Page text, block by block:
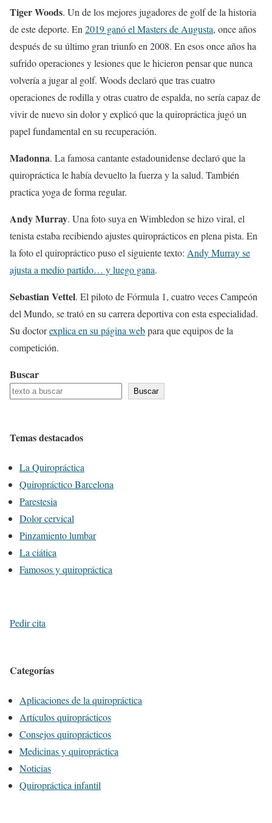
Tiger Woods. Un de los mejores jugadores de golf de la historia
de este deporte. En 2019 ganó el Masters de Augusta, once años
después de su último gran triunfo en 2008. En esos once años ha
sufrido operaciones y lesiones que le hicieron pensar que nunca
volvería a jugar al golf. Woods declaró que tras cuatro
operaciones de rodilla y otras cuatro de espalda, no sería capaz de
vivir de nuevo sin dolor y explicó que la quiropráctica jugó un
papel fundamental en su recuperación.
Madonna. La famosa cantante estadounidense declaró que la
quiropráctica le había devuelto la fuerza y la salud. También
practica yoga de forma regular.
Andy Murray. Una foto suya en Wimbledon se hizo viral, el
tenista estaba recibiendo ajustes quiroprácticos en plena pista. En
la foto el quiropráctico puso el siguiente texto: Andy Murray se
ajusta a medio partido… y luego gana.
Sebastian Vettel. El piloto de Fórmula 1, cuatro veces Campeón
del Mundo, se trató en su carrera deportiva con esta especialidad.
Su doctorexplica en su página webpara que equipos de la
competición.
Buscar
Buscar
Temas destacados
La Quiropráctica
Quiropráctico Barcelona
Parestesia
Dolor cervical
Pinzamiento lumbar
La ciática
Famosos y quiropráctica
Pedir cita
Categorías
Aplicaciones de la quiropráctica
Artículos quiroprácticos
Consejos quiroprácticos
Medicinas y quiropráctica
Noticias
Quiropráctica infantil